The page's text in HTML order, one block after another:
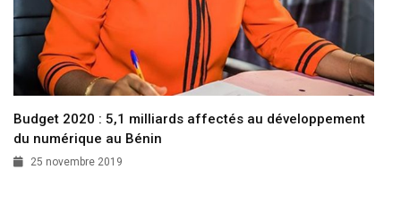
Budget 2020 : 5,1 milliards affectés au développement
du numérique au Bénin
25 novembre 2019